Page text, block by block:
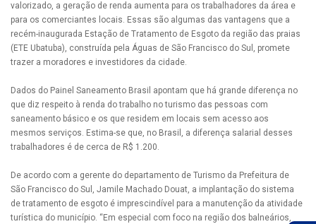
valorizado, a geração de renda aumenta para os trabalhadores da área e
para os comerciantes locais. Essas são algumas das vantagens que a
recém-inaugurada Estação de Tratamento de Esgoto da região das praias
(ETE Ubatuba), construída pela Águas de São Francisco do Sul, promete
trazer a moradores e investidores da cidade.
Dados do Painel Saneamento Brasil apontam que há grande diferença no
que diz respeito à renda do trabalho no turismo das pessoas com
saneamento básico e os que residem em locais sem acesso aos
mesmos serviços. Estima-se que, no Brasil, a diferença salarial desses
trabalhadores é de cerca de R$ 1.200.
De acordo com a gerente do departamento de Turismo da Prefeitura de
São Francisco do Sul, Jamile Machado Douat, a implantação do sistema
de tratamento de esgoto é imprescindível para a manutenção da atividade
turística do município. “Em especial com foco na região dos balneários,